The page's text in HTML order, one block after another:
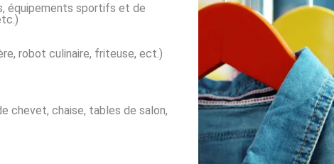
équipements sportifs et de
robot culinaire, friteuse, ect.)
chevet, chaise, tables de salon,